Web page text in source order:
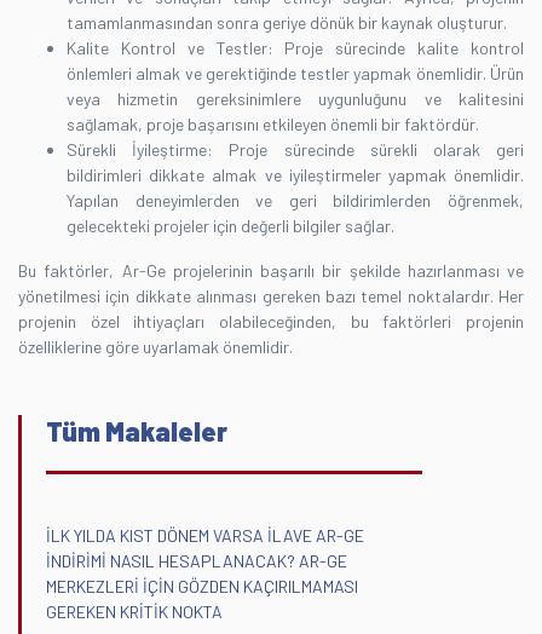
Tüm Makaleler
İLK YILDA KIST DÖNEM VARSA İLAVE AR-GE
İNDİRİMİ NASIL HESAPLANACAK? AR-GE
MERKEZLERİ İÇİN GÖZDEN KAÇIRILMAMASI
GEREKEN KRİTİK NOKTA
tamamlanmasından sonra geriye dönük bir kaynak oluşturur.
Kalite Kontrol ve Testler: Proje sürecinde kalite kontrol
önlemleri almak ve gerektiğinde testler yapmak önemlidir. Ürün
veya hizmetin gereksinimlere uygunluğunu ve kalitesini
sağlamak, proje başarısını etkileyen önemli bir faktördür.
Sürekli İyileştirme: Proje sürecinde sürekli olarak geri
bildirimleri dikkate almak ve iyileştirmeler yapmak önemlidir.
Yapılan deneyimlerden ve geri bildirimlerden öğrenmek,
gelecekteki projeler için değerli bilgiler sağlar.
Bu faktörler, Ar-Ge projelerinin başarılı bir şekilde hazırlanması ve
yönetilmesi için dikkate alınması gereken bazı temel noktalardır. Her
projenin özel ihtiyaçları olabileceğinden, bu faktörleri projenin
özelliklerine göre uyarlamak önemlidir.